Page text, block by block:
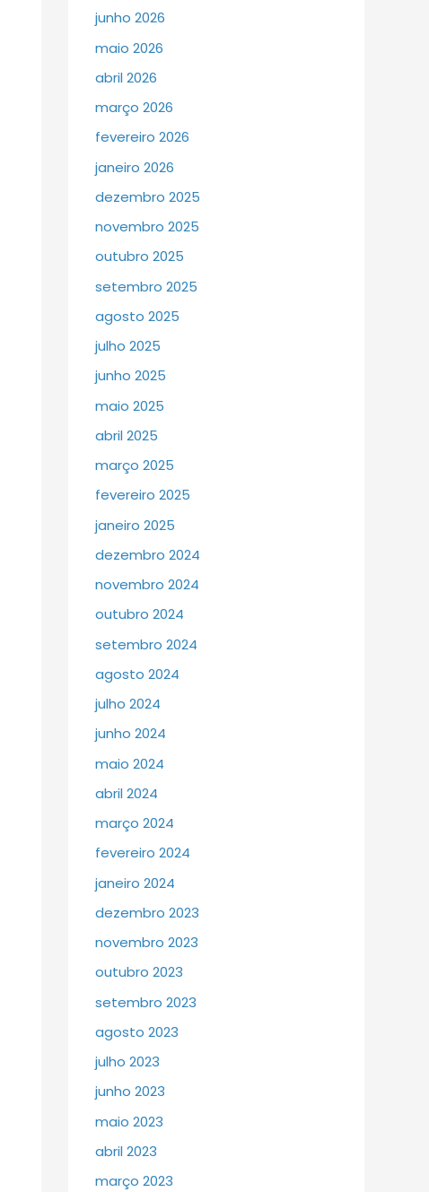
junho 2026
maio 2026
abril 2026
março 2026
fevereiro 2026
janeiro 2026
dezembro 2025
novembro 2025
outubro 2025
setembro 2025
agosto 2025
julho 2025
junho 2025
maio 2025
abril 2025
março 2025
fevereiro 2025
janeiro 2025
dezembro 2024
novembro 2024
outubro 2024
setembro 2024
agosto 2024
julho 2024
junho 2024
maio 2024
abril 2024
março 2024
fevereiro 2024
janeiro 2024
dezembro 2023
novembro 2023
outubro 2023
setembro 2023
agosto 2023
julho 2023
junho 2023
maio 2023
abril 2023
março 2023